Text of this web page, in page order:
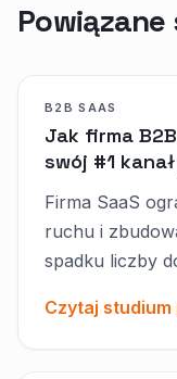
B2B SAAS
Jak firma
swój #1
Firma SaaS
ruchu i
spadku liczby
Czytaj